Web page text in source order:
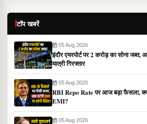
टॉप खबरें
05 Aug 2026
इंदौर एयरपोर्ट पर 2 करोड़ का सोना जब्त,
यात्री गिरफ्तार
05 Aug 2026
RBI Repo Rate पर आज बड़ा फैसला,
EMI?
05 Aug 2026